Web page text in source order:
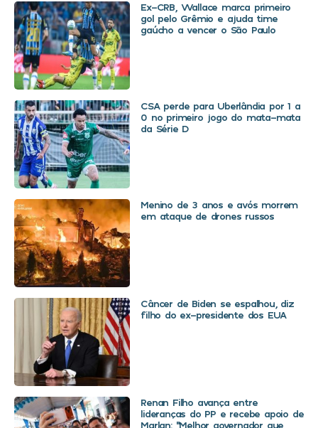
Ex-CRB, Wallace marca primeiro
gol pelo Grêmio e ajuda time
gaúcho a vencer o São Paulo
CSA perde para Uberlândia por 1 a
0 no primeiro jogo do mata-mata
da Série D
Menino de 3 anos e avós morrem
em ataque de drones russos
Câncer de Biden se espalhou, diz
filho do ex-presidente dos EUA
Renan Filho avança entre
lideranças do PP e recebe apoio de
Marlan: “Melhor governador que